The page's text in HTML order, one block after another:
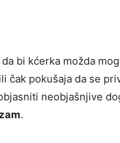
bi kćerka možda
čak pokušaja da se
neobjašnjive
.